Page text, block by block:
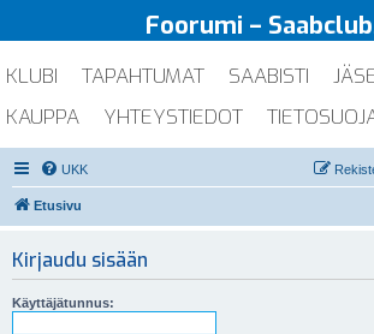
Foorumi –
KLUBI TAPAHTUMAT SAABISTI
KAUPPA
YHTEYSTIEDOT
UKK
Etusivu
Kirjaudu sisään
Käyttäjätunnus: